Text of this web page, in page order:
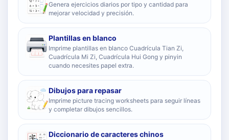
Genera ejercicios diarios por tipo y cantidad para
mejorar velocidad y precisión.
Plantillas en blanco
Imprime plantillas en blanco Cuadrícula Tian Zi,
Cuadrícula Mi Zi, Cuadrícula Hui Gong y pinyin
cuando necesites papel extra.
Dibujos para repasar
Imprime picture tracing worksheets para seguir líneas
y completar dibujos sencillos.
Diccionario de caracteres chinos